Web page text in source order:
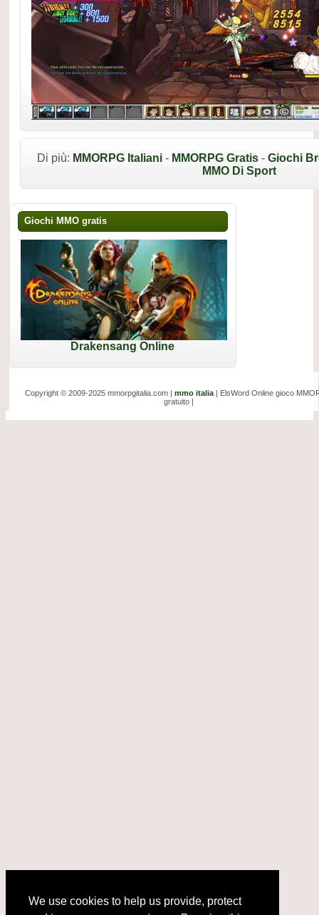
and improve your experience. By using this
We use cookies to help us provide, protect
Di più: MMORPG Italiani - MMORPG Gratis - Giochi
MMO Di Sport
Giochi MMO gratis
Drakensang Online
Copyright © 2009-2025 mmorpgitalia.com | mmo italia | ElsWord Online gioco
gratuito |